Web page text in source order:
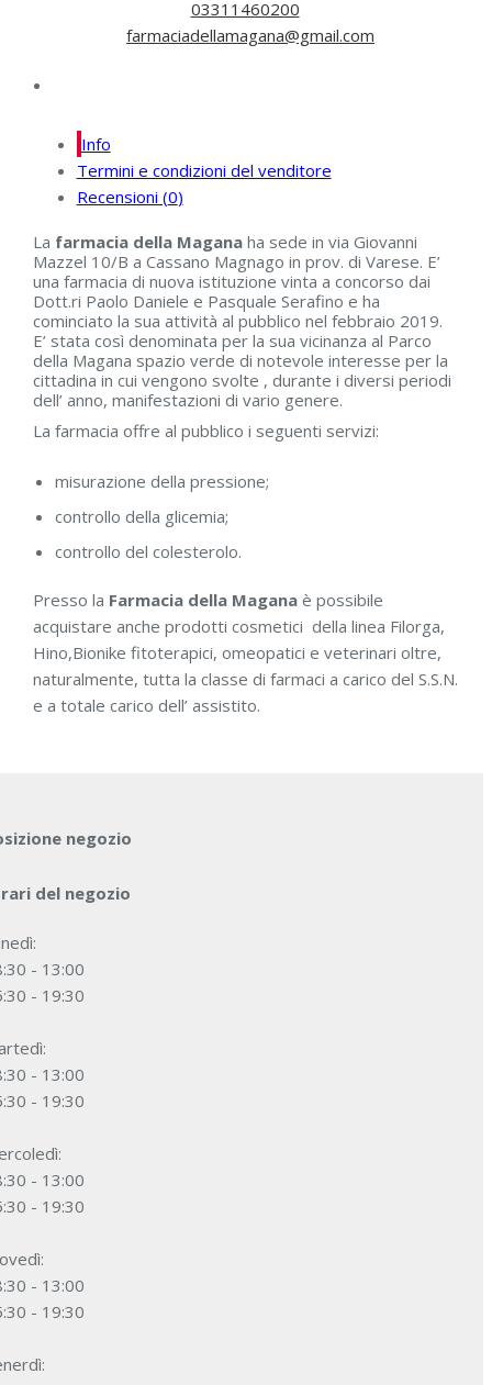
03311460200
farmaciadellamagana@gmail.com
Info
Termini e condizioni del venditore
Recensioni (0)
La farmacia della Maganaha sede in via Giovanni
Mazzel 10/B a Cassano Magnago in prov. di Varese. E’
una farmacia di nuova istituzione vinta a concorso dai
Dott.ri Paolo Daniele e Pasquale Serafino e ha
cominciato la sua attività al pubblico nel febbraio 2019.
E’ stata così denominata per la sua vicinanza al Parco
della Magana spazio verde di notevole interesse per la
cittadina in cui vengono svolte , durante i diversi periodi
dell’ anno, manifestazioni di vario genere.
La farmacia offre al pubblico i seguenti servizi:
misurazione della pressione;
controllo della glicemia;
controllo del colesterolo.
Presso la Farmacia della Maganaè possibile
acquistare anche prodotti cosmetici della linea Filorga,
Hino,Bionike fitoterapici, omeopatici e veterinari oltre,
naturalmente, tutta la classe di farmaci a carico del S.S.N.
e a totale carico dell’ assistito.
negozio
del negozio
- 13:00
- 19:30
- 13:00
- 19:30
- 13:00
- 19:30
- 13:00
- 19:30